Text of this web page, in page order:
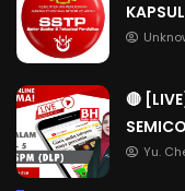
🔴
Yu.